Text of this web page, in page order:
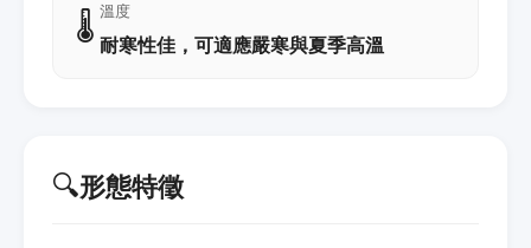
🌡️ 溫度
耐寒性佳，可適應嚴寒與夏季高溫
🔍形態特徵